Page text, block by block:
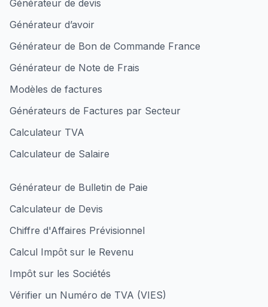
Générateur de devis
Générateur d’avoir
Générateur de Bon de Commande France
Générateur de Note de Frais
Modèles de factures
Générateurs de Factures par Secteur
Calculateur TVA
Calculateur de Salaire
Générateur de Bulletin de Paie
Calculateur de Devis
Chiffre d'Affaires Prévisionnel
Calcul Impôt sur le Revenu
Impôt sur les Sociétés
Vérifier un Numéro de TVA (VIES)